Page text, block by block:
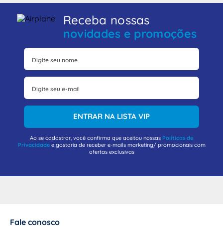
Receba nossas
novidades e promoções
ENTRAR NA LISTA VIP
Ao se cadastrar, você confirma que aceitou nossas Políticas de
Privacidadee gostaria de receber e-mails marketing/ promocionais com
ofertas exclusivas
Fale conosco